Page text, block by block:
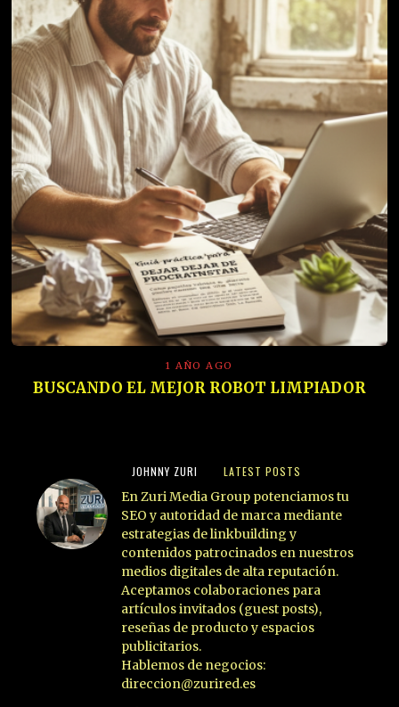
1 AÑO AGO
BUSCANDO EL MEJOR ROBOT LIMPIADOR
JOHNNY ZURI LATEST POSTS
En Zuri Media Group potenciamos tu
SEO y autoridad de marca mediante
estrategias de linkbuilding y
contenidos patrocinados en nuestros
medios digitales de alta reputación.
Aceptamos colaboraciones para
artículos invitados (guest posts),
reseñas de producto y espacios
publicitarios.
Hablemos de negocios:
direccion@zurired.es